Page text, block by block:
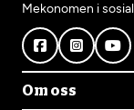
Mekonomen i
Om oss